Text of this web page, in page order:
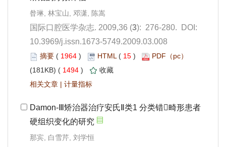
): 276-280. DOI:
10.3969/j.issn.1673-5749.2009.03.008
1964 ) 15 )
1494 )
|